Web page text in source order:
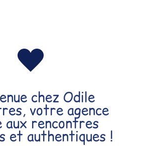
chez Odile
, votre agence
aux rencontres
et authentiques !